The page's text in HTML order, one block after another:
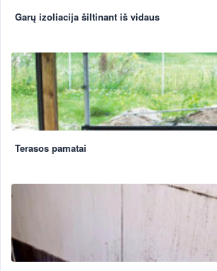
Garų izoliacija šiltinant iš vidaus
Terasos pamatai